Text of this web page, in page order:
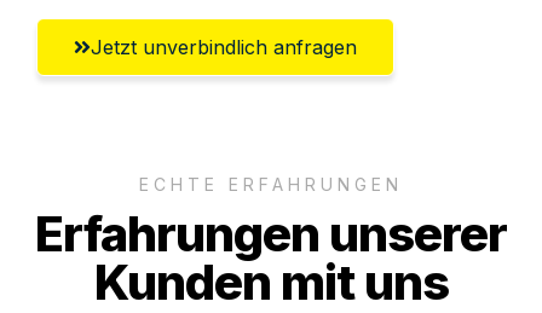
Jetzt unverbindlich anfragen
ECHTE ERFAHRUNGEN
Erfahrungen unserer
Kunden mit uns